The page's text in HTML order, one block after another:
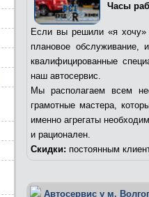
Часы
Если вы решили «я хочу»
плановое обслуживание,
квалифицированные
наш автосервис.
Мы располагаем всем
грамотные мастера,
именно агрегаты
и рационален.
Скидки: постоянным
Автосервис у м.